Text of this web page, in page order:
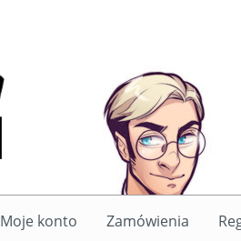
Moje konto Zamówienia